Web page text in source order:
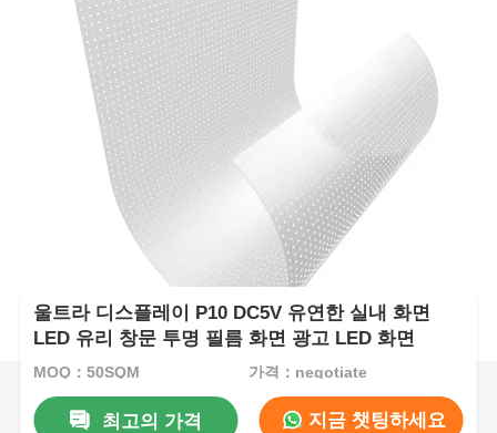
울트라 디스플레이 P10 DC5V 유연한 실내 화면
LED 유리 창문 투명 필름 화면 광고 LED 화면
MOQ：50SQM 가격：negotiate
최고의 가격 지금 챗팅하세요